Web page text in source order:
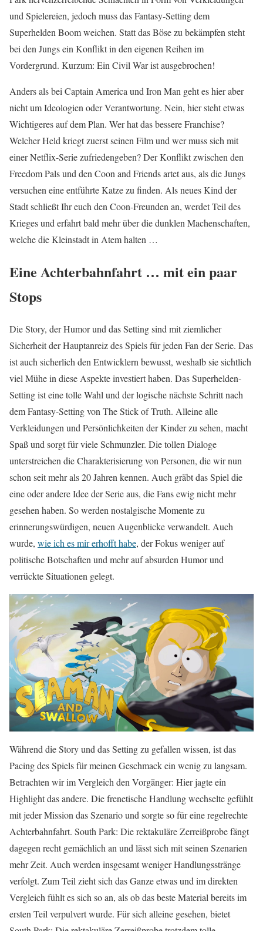
und Spielereien, jedoch muss das Fantasy-Setting dem
Superhelden Boom weichen. Statt das Böse zu bekämpfen steht
bei den Jungs ein Konflikt in den eigenen Reihen im
Vordergrund. Kurzum: Ein Civil War ist ausgebrochen!
Anders als bei Captain America und Iron Man geht es hier aber
nicht um Ideologien oder Verantwortung. Nein, hier steht etwas
Wichtigeres auf dem Plan. Wer hat das bessere Franchise?
Welcher Held kriegt zuerst seinen Film und wer muss sich mit
einer Netflix-Serie zufriedengeben? Der Konflikt zwischen den
Freedom Pals und den Coon and Friends artet aus, als die Jungs
versuchen eine entführte Katze zu finden. Als neues Kind der
Stadt schließt Ihr euch den Coon-Freunden an, werdet Teil des
Krieges und erfahrt bald mehr über die dunklen Machenschaften,
welche die Kleinstadt in Atem halten …
Eine Achterbahnfahrt … mit ein paar
Stops
Die Story, der Humor und das Setting sind mit ziemlicher
Sicherheit der Hauptanreiz des Spiels für jeden Fan der Serie. Das
ist auch sicherlich den Entwicklern bewusst, weshalb sie sichtlich
viel Mühe in diese Aspekte investiert haben. Das Superhelden-
Setting ist eine tolle Wahl und der logische nächste Schritt nach
dem Fantasy-Setting von The Stick of Truth. Alleine alle
Verkleidungen und Persönlichkeiten der Kinder zu sehen, macht
Spaß und sorgt für viele Schmunzler. Die tollen Dialoge
unterstreichen die Charakterisierung von Personen, die wir nun
schon seit mehr als 20 Jahren kennen. Auch gräbt das Spiel die
eine oder andere Idee der Serie aus, die Fans ewig nicht mehr
gesehen haben. So werden nostalgische Momente zu
erinnerungswürdigen, neuen Augenblicke verwandelt. Auch
wurde, wie ich es mir erhofft habe, der Fokus weniger auf
politische Botschaften und mehr auf absurden Humor und
verrückte Situationen gelegt.
Während die Story und das Setting zu gefallen wissen, ist das
Pacing des Spiels für meinen Geschmack ein wenig zu langsam.
Betrachten wir im Vergleich den Vorgänger: Hier jagte ein
Highlight das andere. Die frenetische Handlung wechselte gefühlt
mit jeder Mission das Szenario und sorgte so für eine regelrechte
Achterbahnfahrt. South Park: Die rektakuläre Zerreißprobe fängt
dagegen recht gemächlich an und lässt sich mit seinen Szenarien
mehr Zeit. Auch werden insgesamt weniger Handlungsstränge
verfolgt. Zum Teil zieht sich das Ganze etwas und im direkten
Vergleich fühlt es sich so an, als ob das beste Material bereits im
ersten Teil verpulvert wurde. Für sich alleine gesehen, bietet